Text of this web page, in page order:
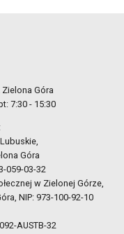
Góra
7:30 - 15:30
Góra
059-03-32
w Zielonej Górze,
NIP: 973-100-92-10
AUSTB-32